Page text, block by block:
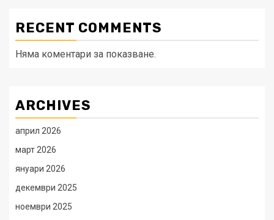
RECENT COMMENTS
Няма коментари за показване.
ARCHIVES
април 2026
март 2026
януари 2026
декември 2025
ноември 2025